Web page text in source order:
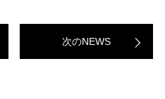
次のNEWS